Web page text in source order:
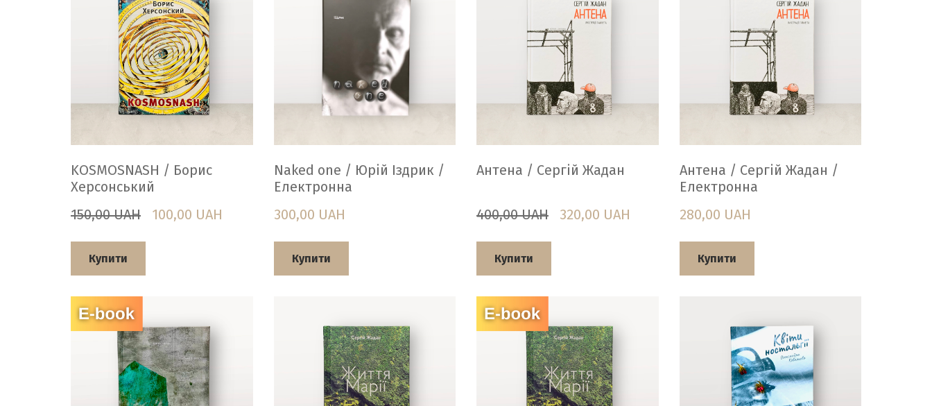
KOSMOSNASH / Борис
Херсонський
150,00 UAH
100,00 UAH
Купити
Naked one / Юрій Іздрик /
Електронна
300,00 UAH
Купити
Антена / Сергій Жадан
400,00 UAH 320,00 UAH
Купити
Антена / Сергій Жадан /
Електронна
280,00 UAH
Купити